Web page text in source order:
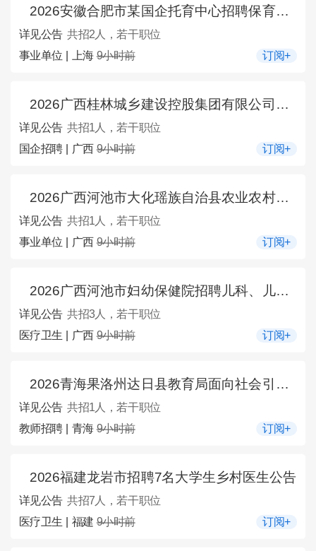
2026安徽合肥市某国企托育中心招聘保育员2人公告
详见公告 共招2人，若干职位
事业单位 | 上海 9小时前 订阅+
2026广西桂林城乡建设控股集团有限公司招聘法务管理人员1人公告
详见公告 共招1人，若干职位
国企招聘 | 广西 9小时前 订阅+
2026广西河池市大化瑶族自治县农业农村局招募特聘农技员1人公告
详见公告 共招1人，若干职位
事业单位 | 广西 9小时前 订阅+
2026广西河池市妇幼保健院招聘儿科、儿童保健科医师3人公告
详见公告 共招3人，若干职位
医疗卫生 | 广西 9小时前 订阅+
2026青海果洛州达日县教育局面向社会引进果育英才学校校长1人公告
详见公告 共招1人，若干职位
教师招聘 | 青海 9小时前 订阅+
2026福建龙岩市招聘7名大学生乡村医生公告
详见公告 共招7人，若干职位
医疗卫生 | 福建9小时前 订阅+